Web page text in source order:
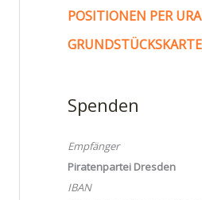
POSITIONEN PER
GRUNDSTÜCKSKARTE
Spenden
Empfänger
Piratenpartei Dresden
IBAN